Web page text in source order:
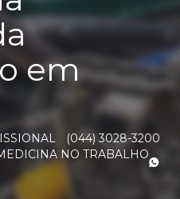
em
NO TRABALHO
(044) 3028-3200